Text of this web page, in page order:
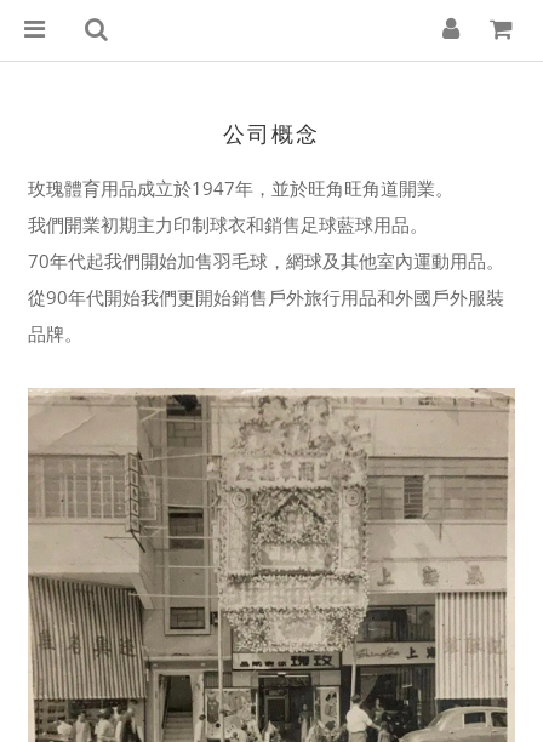
公司概念
玫瑰體育用品成立於1947年，並於旺角旺角道開業。
我們開業初期主力印制球衣和銷售足球藍球用品。
70年代起我們開始加售羽毛球，網球及其他室內運動用品。
從90年代開始我們更開始銷售戶外旅行用品和外國戶外服裝
品牌。